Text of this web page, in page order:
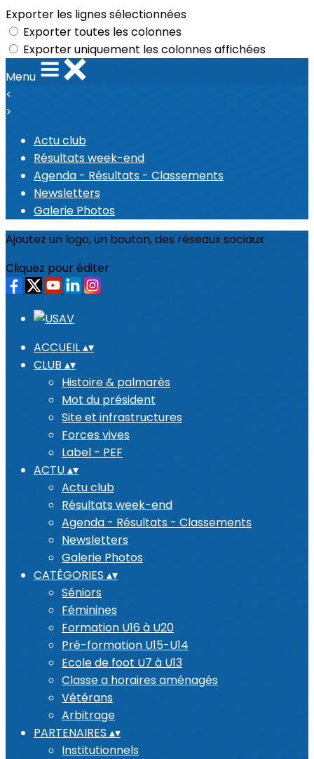
Exporter les lignes sélectionnées
Exporter toutes les colonnes
Exporter uniquement les colonnes affichées
Menu
<
>
Actu club
Résultats week-end
Agenda - Résultats - Classements
Newsletters
Galerie Photos
Ajoutez un logo, un bouton, des réseaux sociaux
Cliquez pour éditer
ACCUEIL▴▾
CLUB ▴▾
Histoire & palmarès
Mot du président
Site et infrastructures
Forces vives
Label - PEF
ACTU▴▾
Actu club
Résultats week-end
Agenda - Résultats - Classements
Newsletters
Galerie Photos
CATÉGORIES ▴▾
Séniors
Féminines
Formation U16 à U20
Pré-formation U15-U14
Ecole de foot U7 à U13
Classe a horaires aménagés
Vétérans
Arbitrage
PARTENAIRES ▴▾
Institutionnels